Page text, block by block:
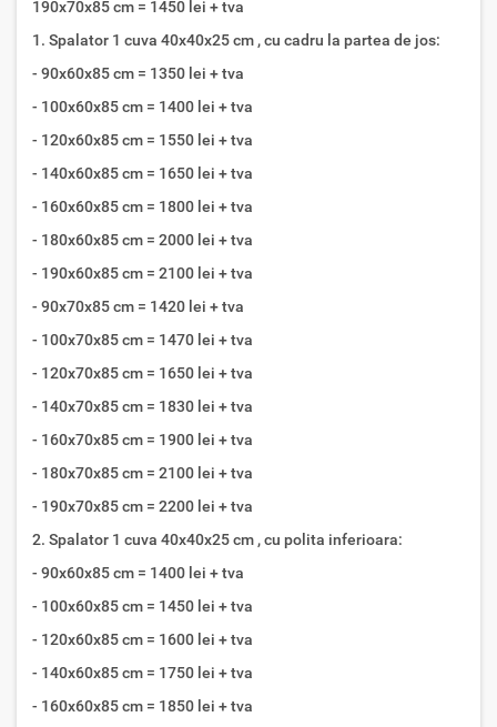
190x70x85 cm = 1450 lei + tva
1. Spalator 1 cuva 40x40x25 cm , cu cadru la partea de jos:
- 90x60x85 cm = 1350 lei + tva
- 100x60x85 cm = 1400 lei + tva
- 120x60x85 cm = 1550 lei + tva
- 140x60x85 cm = 1650 lei + tva
- 160x60x85 cm = 1800 lei + tva
- 180x60x85 cm = 2000 lei + tva
- 190x60x85 cm = 2100 lei + tva
- 90x70x85 cm = 1420 lei + tva
- 100x70x85 cm = 1470 lei + tva
- 120x70x85 cm = 1650 lei + tva
- 140x70x85 cm = 1830 lei + tva
- 160x70x85 cm = 1900 lei + tva
- 180x70x85 cm = 2100 lei + tva
- 190x70x85 cm = 2200 lei + tva
2. Spalator 1 cuva 40x40x25 cm , cu polita inferioara:
- 90x60x85 cm = 1400 lei + tva
- 100x60x85 cm = 1450 lei + tva
- 120x60x85 cm = 1600 lei + tva
- 140x60x85 cm = 1750 lei + tva
- 160x60x85 cm = 1850 lei + tva